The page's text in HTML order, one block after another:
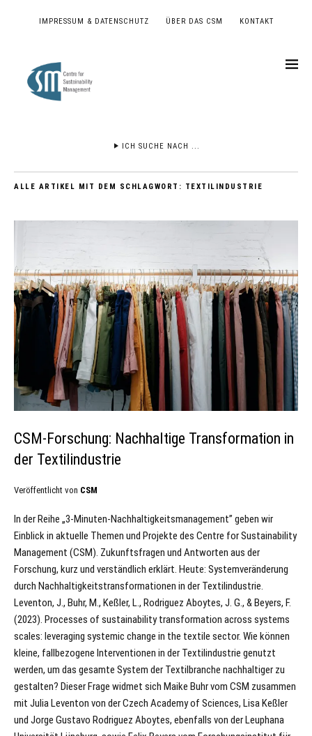
IMPRESSUM & DATENSCHUTZ ÜBER DAS CSM KONTAKT
ICH SUCHE NACH ...
ALLE ARTIKEL MIT DEM SCHLAGWORT: TEXTILINDUSTRIE
CSM-Forschung: Nachhaltige Transformation in
der Textilindustrie
Veröffentlicht von CSM
In der Reihe „3-Minuten-Nachhaltigkeitsmanagement” geben wir
Einblick in aktuelle Themen und Projekte des Centre for Sustainability
Management (CSM). Zukunftsfragen und Antworten aus der
Forschung, kurz und verständlich erklärt. Heute: Systemveränderung
durch Nachhaltigkeitstransformationen in der Textilindustrie.
Leventon, J., Buhr, M., Keßler, L., Rodriguez Aboytes, J. G., & Beyers, F.
(2023). Processes of sustainability transformation across systems
scales: leveraging systemic change in the textile sector. Wie können
kleine, fallbezogene Interventionen in der Textilindustrie genutzt
werden, um das gesamte System der Textilbranche nachhaltiger zu
gestalten? Dieser Frage widmet sich Maike Buhr vom CSM zusammen
mit Julia Leventon von der Czech Academy of Sciences, Lisa Keßler
und Jorge Gustavo Rodriguez Aboytes, ebenfalls von der Leuphana